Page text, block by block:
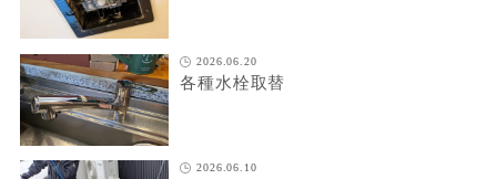
2026.06.20
各種水栓取替
2026.06.10